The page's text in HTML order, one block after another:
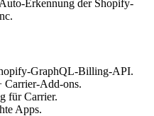
Erkennung der Shopify-
GraphQL-Billing-API.
Carrier-Add-ons.
für Carrier.
Apps.